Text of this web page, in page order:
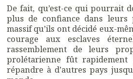
De fait, qu’est-ce qui pourrait
plus de confiance dans
massif qu’ils ont décidé eux-
courage aux esclaves
rassemblement de leurs
prolétarienne fût rapidement
répandre à d’autres pays